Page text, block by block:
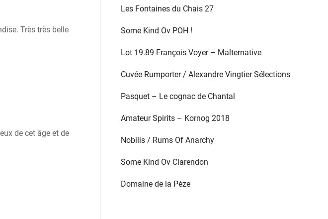
Très très belle
de cet âge et de
Les Fontaines du Chais 27
Some Kind Ov POH !
Lot 19.89 François Voyer – Malternative
Cuvée Rumporter / Alexandre Vingtier Sélections
Pasquet – Le cognac de Chantal
Amateur Spirits – Kornog 2018
Nobilis / Rums Of Anarchy
Some Kind Ov Clarendon
Domaine de la Pèze